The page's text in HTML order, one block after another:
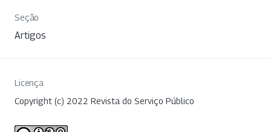
Seção
Artigos
Licença
Copyright (c) 2022 Revista do Serviço Público